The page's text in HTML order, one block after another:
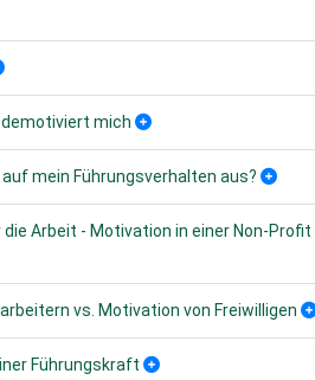
mich
mein Führungsverhalten aus?
Arbeit - Motivation in einer Non-Profit
vs. Motivation von Freiwilligen
Führungskraft